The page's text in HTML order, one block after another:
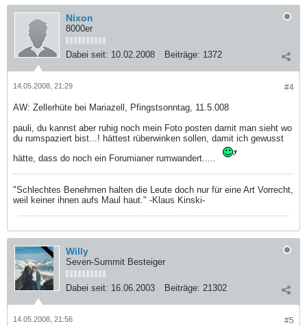
Nixon
8000er
Dabei seit: 10.02.2008 Beiträge: 1372
#4
14.05.2008, 21:29
AW: Zellerhüte bei Mariazell, Pfingstsonntag, 11.5.008
pauli, du kannst aber ruhig noch mein Foto posten damit man sieht wo
du rumspaziert bist...! hättest rüberwinken sollen, damit ich gewusst
hätte, dass do noch ein Forumianer rumwandert.....
"Schlechtes Benehmen halten die Leute doch nur für eine Art Vorrecht,
weil keiner ihnen aufs Maul haut." -Klaus Kinski-
Willy
Seven-Summit Besteiger
Dabei seit: 16.06.2003 Beiträge: 21302
#5
14.05.2008, 21:56